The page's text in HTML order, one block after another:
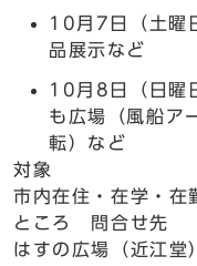
10月7日（土曜
品展示など
10月8日（日曜
も広場（風船ア
転）など
対象
市内在住・在学・在
ところ 問合せ先
はすの広場（近江